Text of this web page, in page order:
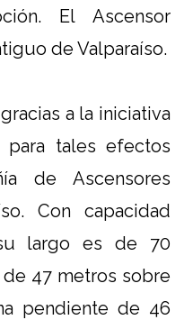
El Ascensor
de Valparaíso.
a la iniciativa
tales efectos
de Ascensores
Con capacidad
largo es de 70
47 metros sobre
pendiente de 46